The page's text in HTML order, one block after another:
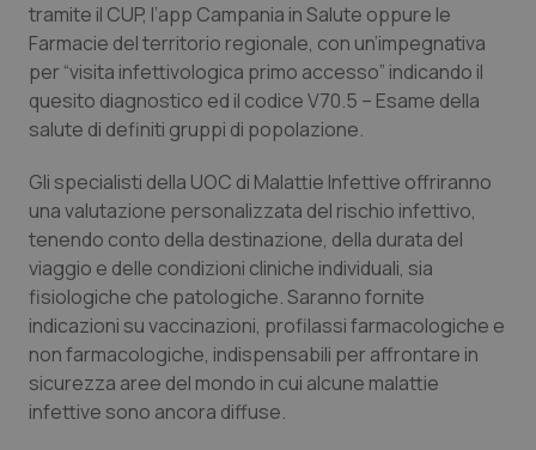
Marche
Molise
Provincia Autonoma di Bolzano
Provincia Autonoma di Trento
Puglia
Sardegna
Donna & Salute
Epatiti
Infezioni & Febbre
Ipertensione & Scompenso
Malattie rare
Malattia di Crohn & Rettocolite Ulcerosa
tramite il CUP, l’app Campania in Salute oppure le
Farmacie del territorio regionale, con un’impegnativa
per “visita infettivologica primo accesso” indicando il
quesito diagnostico ed il codice V70.5 – Esame della
salute di definiti gruppi di popolazione.
Gli specialisti della UOC di Malattie Infettive offriranno
una valutazione personalizzata del rischio infettivo,
tenendo conto della destinazione, della durata del
viaggio e delle condizioni cliniche individuali, sia
fisiologiche che patologiche. Saranno fornite
indicazioni su vaccinazioni, profilassi farmacologiche e
non farmacologiche, indispensabili per affrontare in
sicurezza aree del mondo in cui alcune malattie
infettive sono ancora diffuse.